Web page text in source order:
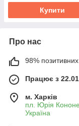
Купити
Про нас
98% позитивних
Працює з
м. Харків
пл. Юрія
Україна